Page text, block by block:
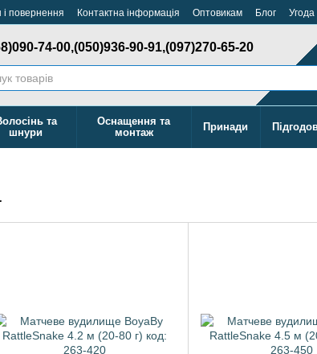
і повернення Контактна інформація Оптовикам Блог Угода
74-00,(050)936-90-91,(097)270-65-20
та
шнури
Оснащення та
монтаж
Принади